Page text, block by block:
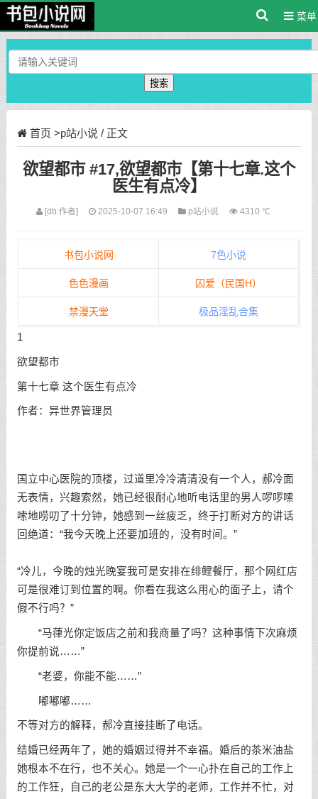
菜单
搜索
首页 >p站小说 / 正文
欲望都市 #17,欲望都市【第十七章.这个
医生有点冷】
[db:作者] 2025-10-07 16:49 p站小说 4310 ℃
书包小说网 7色小说
色色漫画 囚爱（民国H）
禁漫天堂 极品淫乱合集
1
欲望都市
第十七章 这个医生有点冷
作者：异世界管理员
国立中心医院的顶楼，过道里冷冷清清没有一个人，郝冷面
无表情，兴趣索然，她已经很耐心地听电话里的男人啰啰嗦
嗦地唠叨了十分钟，她感到一丝疲乏，终于打断对方的讲话
回绝道：“我今天晚上还要加班的，没有时间。”
“冷儿，今晚的烛光晚宴我可是安排在绯鲤餐厅，那个网红店
可是很难订到位置的啊。你看在我这么用心的面子上，请个
假不行吗？”
“马葎光你定饭店之前和我商量了吗？这种事情下次麻烦
你提前说……”
“老婆，你能不能……”
嘟嘟嘟……
不等对方的解释，郝冷直接挂断了电话。
结婚已经两年了，她的婚姻过得并不幸福。婚后的茶米油盐
她根本不在行，也不关心。她是一个一心扑在自己的工作上
的工作狂，自己的老公是东大大学的老师，工作并不忙，对